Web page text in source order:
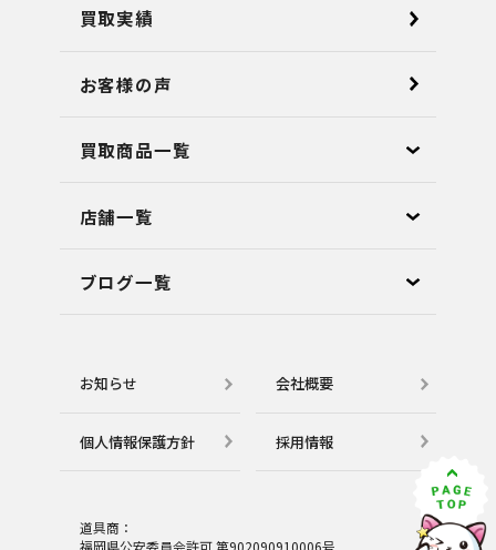
買取実績
お客様の声
買取商品一覧
店舗⼀覧
ブログ⼀覧
お知らせ 会社概要
個⼈情報保護⽅針 採用情報
道具商：
福岡県公安委員会許可 第902090910006号